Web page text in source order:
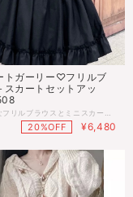
トガーリー♡フリルブ
スカートセットアッ
キュートなフリルブラウスとミニスカートのセットアップ♡ ハートバックルやボウタイリボン、パフスリーブが可愛さ満点♪ 女性らしさを引き立てる可愛いデザインで、どんなシーンでも大活躍◎ ■サイズ ・ブラウス Ｓ：着丈48cm 胸囲88cm 肩幅32cm 袖丈49cm Ｍ：着丈49cm 胸囲92cm 肩幅33cm 袖丈50cm Ｌ：着丈50cm 胸囲98cm 肩幅34cm 袖丈51cm Ｓ：着丈50cm 腰囲63cm Ｍ：着丈51cm 腰囲67cm Ｌ：着丈52cm 腰囲71cm ※多少の差がございます。目安とお考え下さい。 ■カラー ブルー×ブラック ◌◍.......................................................................⿻*.· ※ご注文確定(ご決済)後、到着まで【10日前後】のお時間をいただいております。 (※商品の状況によっては、最大3週間前後かかる場合もございます。) 1日でも早くお客様のもとに届くよう手配させていただきます。 ・沖縄離島は送料プラス1500円頂戴しております。 ・こちらは海外のインポート品となります。 ・海外製のため、つくりがあまい場合があります。 ・お手持ちのスマートフォンの画面により商品の色に若干の差がございます。 ・イメージ違いやサイズ交換等、お客さまご都合による交換、返品は対応出来かねる場合がございます。 ◌◍.......................................................................⿻*.·
20%OFF ¥6,480